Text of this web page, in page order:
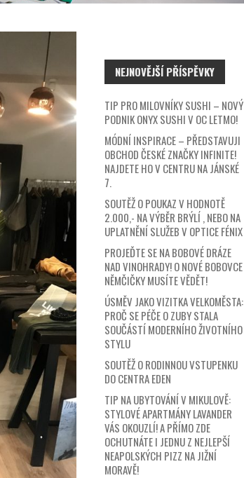
NEJNOVĚJŠÍ PŘÍSPĚVKY
TIP PRO MILOVNÍKY SUSHI – NOVÝ
PODNIK ONYX SUSHI V OC LETMO!
MÓDNÍ INSPIRACE – PŘEDSTAVUJI
OBCHOD ČESKÉ ZNAČKY INFINITE!
NAJDETE HO V CENTRU NA JÁNSKÉ
7.
SOUTĚŽ O POUKAZ V HODNOTĚ
2.000,- NA VÝBĚR BRÝLÍ , NEBO NA
UPLATNĚNÍ SLUŽEB V OPTICE FÉNIX
PROJEĎTE SE NA BOBOVÉ DRÁZE
NAD VINOHRADY! O NOVÉ BOBOVCE
NĚMČIČKY MUSÍTE VĚDĚT!
ÚSMĚV JAKO VIZITKA VELKOMĚSTA:
PROČ SE PÉČE O ZUBY STALA
SOUČÁSTÍ MODERNÍHO ŽIVOTNÍHO
STYLU
SOUTĚŽ O RODINNOU VSTUPENKU
DO CENTRA EDEN
TIP NA UBYTOVÁNÍ V MIKULOVĚ:
STYLOVÉ APARTMÁNY LAVANDER
VÁS OKOUZLÍ! A PŘÍMO ZDE
OCHUTNÁTE I JEDNU Z NEJLEPŠÍ
NEAPOLSKÝCH PIZZ NA JIŽNÍ
MORAVĚ!